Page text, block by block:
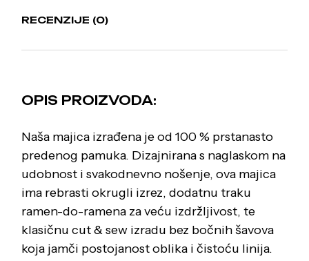
RECENZIJE (0)
OPIS PROIZVODA:
Naša majica izrađena je od 100 % prstanasto
predenog pamuka. Dizajnirana s naglaskom na
udobnost i svakodnevno nošenje, ova majica
ima rebrasti okrugli izrez, dodatnu traku
ramen-do-ramena za veću izdržljivost, te
klasičnu cut & sew izradu bez bočnih šavova
koja jamči postojanost oblika i čistoću linija.